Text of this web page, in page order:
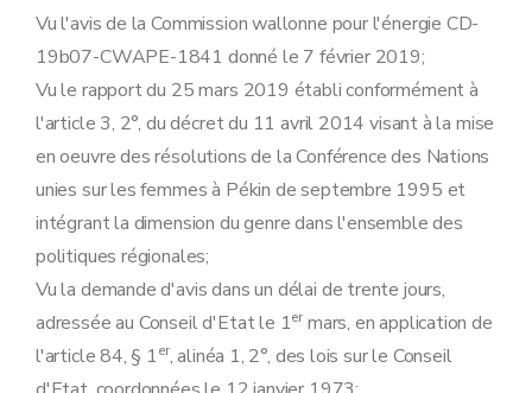
Vu l'avis de la Commission wallonne pour l'énergie CD-
19b07-CWAPE-1841 donné le 7 février 2019;
Vu le rapport du 25 mars 2019 établi conformément à
l'article 3, 2°, du décret du 11 avril 2014 visant à la mise
en oeuvre des résolutions de la Conférence des Nations
unies sur les femmes à Pékin de septembre 1995 et
intégrant la dimension du genre dans l'ensemble des
politiques régionales;
Vu la demande d'avis dans un délai de trente jours,
adressée au Conseil d'Etat le 1er mars, en application de
l'article 84, § 1er, alinéa 1, 2°, des lois sur le Conseil